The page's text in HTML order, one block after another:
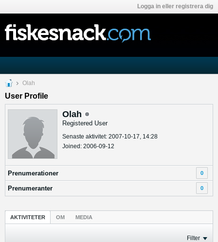
Logga in eller registrera dig
Olah
User Profile
Olah
Registered User
Senaste aktivitet: 2007-10-17, 14:28
Joined: 2006-09-12
Prenumerationer 0
Prenumeranter 0
AKTIVITETER OM MEDIA
Filter